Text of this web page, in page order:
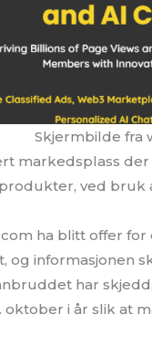
Skjermbilde fra
markedsplass
ved
ha blitt offer
informasjonen
har
oktober i år slik at